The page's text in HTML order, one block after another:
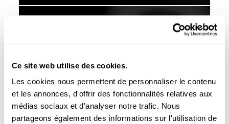
Ce site web utilise des cookies.
Les cookies nous permettent de personnaliser le contenu
et les annonces, d'offrir des fonctionnalités relatives aux
médias sociaux et d'analyser notre trafic. Nous
partageons également des informations sur l'utilisation de